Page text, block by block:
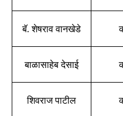
Join our
conversation.
To subscribe, simply enter
बॅ. शेषराव वानखेडे
बाळासाहेब देसाई
शिवराज पाटील